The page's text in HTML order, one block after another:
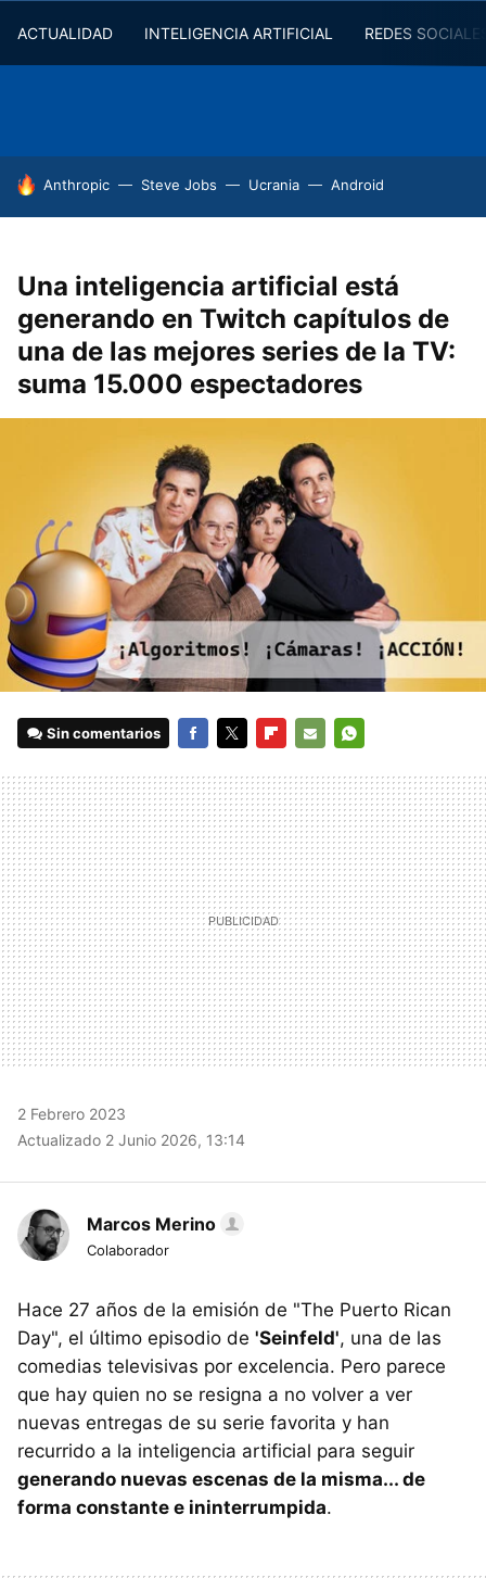
ACTUALIDAD INTELIGENCIA ARTIFICIAL REDES
HOY SE HABLA DE
Anthropic Steve Jobs Ucrania Android
Una inteligencia artificial está
generando en Twitch capítulos de
una de las mejores series de la TV:
suma 15.000 espectadores
Sin comentarios
MAIL
2 Febrero 2023
Actualizado 2 Junio 2026, 13:14
Marcos Merino
Colaborador
Hace 27 años de la emisión de "The Puerto Rican
Day", el último episodio de 'Seinfeld', una de las
comedias televisivas por excelencia. Pero parece
que hay quien no se resigna a no volver a ver
nuevas entregas de su serie favorita y han
recurrido a la inteligencia artificial para seguir
generando nuevas escenas de la misma... de
forma constante e ininterrumpida.